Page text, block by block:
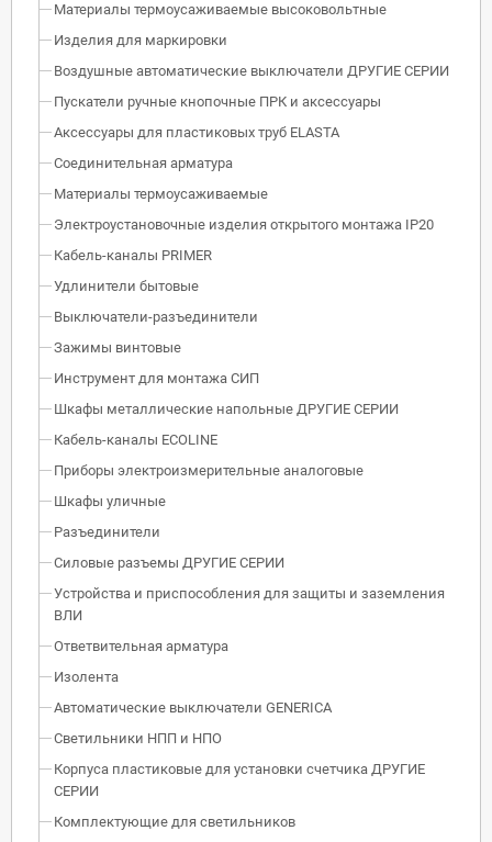
Материалы термоусаживаемые высоковольтные
Изделия для маркировки
Воздушные автоматические выключатели ДРУГИЕ СЕРИИ
Пускатели ручные кнопочные ПРК и аксессуары
Аксессуары для пластиковых труб ELASTA
Соединительная арматура
Материалы термоусаживаемые
Электроустановочные изделия открытого монтажа IP20
Кабель-каналы PRIMER
Удлинители бытовые
Выключатели-разъединители
Зажимы винтовые
Инструмент для монтажа СИП
Шкафы металлические напольные ДРУГИЕ СЕРИИ
Кабель-каналы ECOLINE
Приборы электроизмерительные аналоговые
Шкафы уличные
Разъединители
Силовые разъемы ДРУГИЕ СЕРИИ
Устройства и приспособления для защиты и заземления
ВЛИ
Ответвительная арматура
Изолента
Автоматические выключатели GENERICA
Светильники НПП и НПО
Корпуса пластиковые для установки счетчика ДРУГИЕ
СЕРИИ
Комплектующие для светильников